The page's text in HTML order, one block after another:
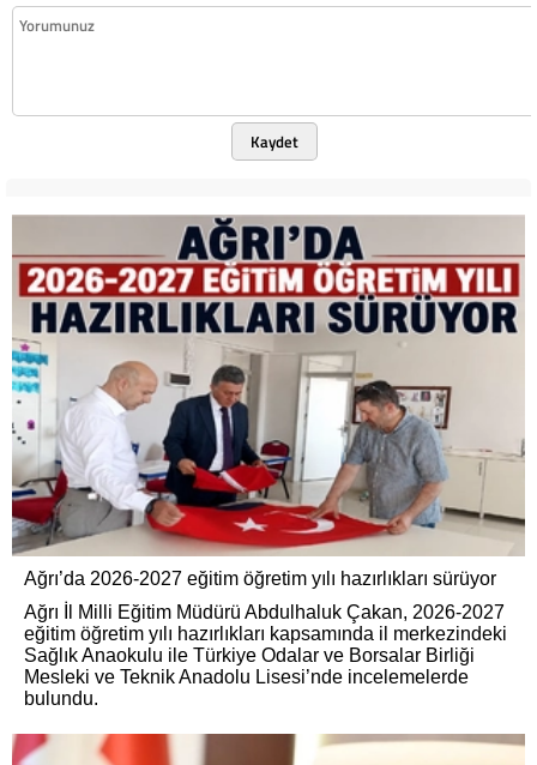
Kaydet
Ağrı’da 2026-2027 eğitim öğretim yılı hazırlıkları sürüyor
Ağrı İl Milli Eğitim Müdürü Abdulhaluk Çakan, 2026-2027
eğitim öğretim yılı hazırlıkları kapsamında il merkezindeki
Sağlık Anaokulu ile Türkiye Odalar ve Borsalar Birliği
Mesleki ve Teknik Anadolu Lisesi’nde incelemelerde
bulundu.